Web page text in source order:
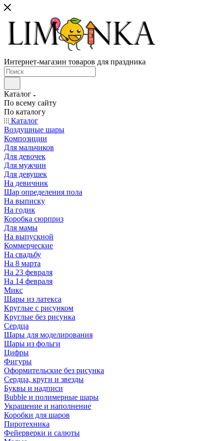
Интернет-магазин товаров для праздника
Каталог
По всему сайту
По каталогу
Каталог
Воздушные шары
Композиции
Для мальчиков
Для девочек
Для мужчин
Для девушек
На девичник
Шар определения пола
На выписку
На годик
Коробка сюрприз
Для мамы
На выпускной
Коммерческие
На свадьбу
На 8 марта
На 23 февраля
На 14 февраля
Микс
Шары из латекса
Круглые с рисунком
Круглые без рисунка
Сердца
Шары для моделирования
Шары из фольги
Цифры
Фигуры
Оформительские без рисунка
Сердца, круги и звезды
Буквы и надписи
Bubble и полимерные шары
Украшение и наполнение
Коробки для шаров
Пиротехника
Фейерверки и салюты